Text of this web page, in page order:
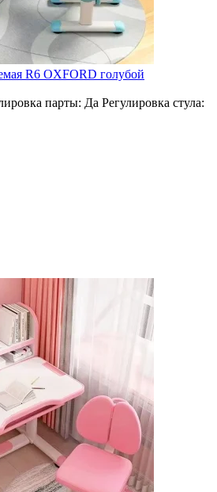
R6 OXFORD голубой
парты: Да Регулировка стула: